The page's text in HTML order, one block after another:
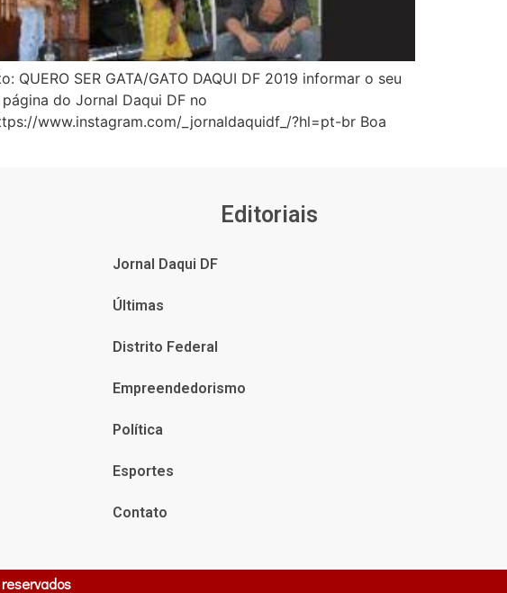
SER GATA/GATO DAQUI DF 2019 informar o seu
do Jornal Daqui DF no
www.instagram.com/_jornaldaquidf_/?hl=pt-br Boa
Editoriais
Jornal Daqui DF
Últimas
Distrito Federal
Empreendedorismo
Política
Esportes
Contato